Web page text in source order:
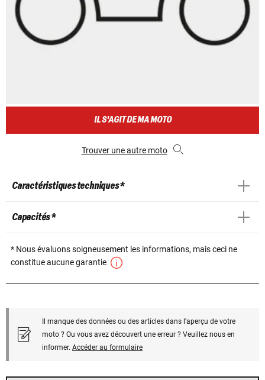
IL S'AGIT DE MA MOTO
Trouver une autre moto
Caractéristiques techniques *
Capacités *
* Nous évaluons soigneusement les informations, mais ceci ne
constitue aucune garantie
Il manque des données ou des articles dans l'aperçu de votre
moto ? Ou vous avez découvert une erreur ? Veuillez nous en
informer. Accéder au formulaire